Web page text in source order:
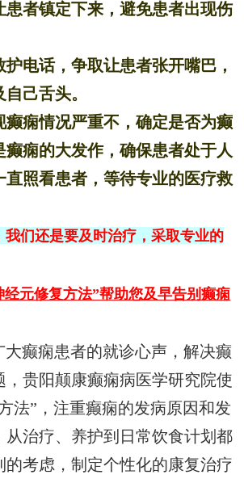
患者镇定下来，避免患者出现伤
电话，争取让患者张开嘴巴，
己舌头。
癫痫情况严重不，确定是否为癫
癫痫的大发作，确保患者处于人
直照看患者，等待专业的医疗救
我们还是要及时治疗，采取专业的
元修复方法”帮助您及早告别癫痫
大癫痫患者的就诊心声，解决癫
，贵阳颠康癫痫病医学研究院使
法”，注重癫痫的发病原因和发
从治疗、养护到日常饮食计划都
的考虑，制定个性化的康复治疗